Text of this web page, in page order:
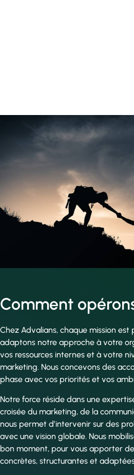
Comment
Chez Advalians, chaque mission est
adaptons notre approche à votre
vos ressources internes et à votre
marketing. Nous concevons des
phase avec vos priorités et vos
Notre force réside dans une
croisée du marketing, de la
nous permet d’intervenir sur des
avec une vision globale. Nous
bon moment, pour vous apporter
concrètes, structurantes et